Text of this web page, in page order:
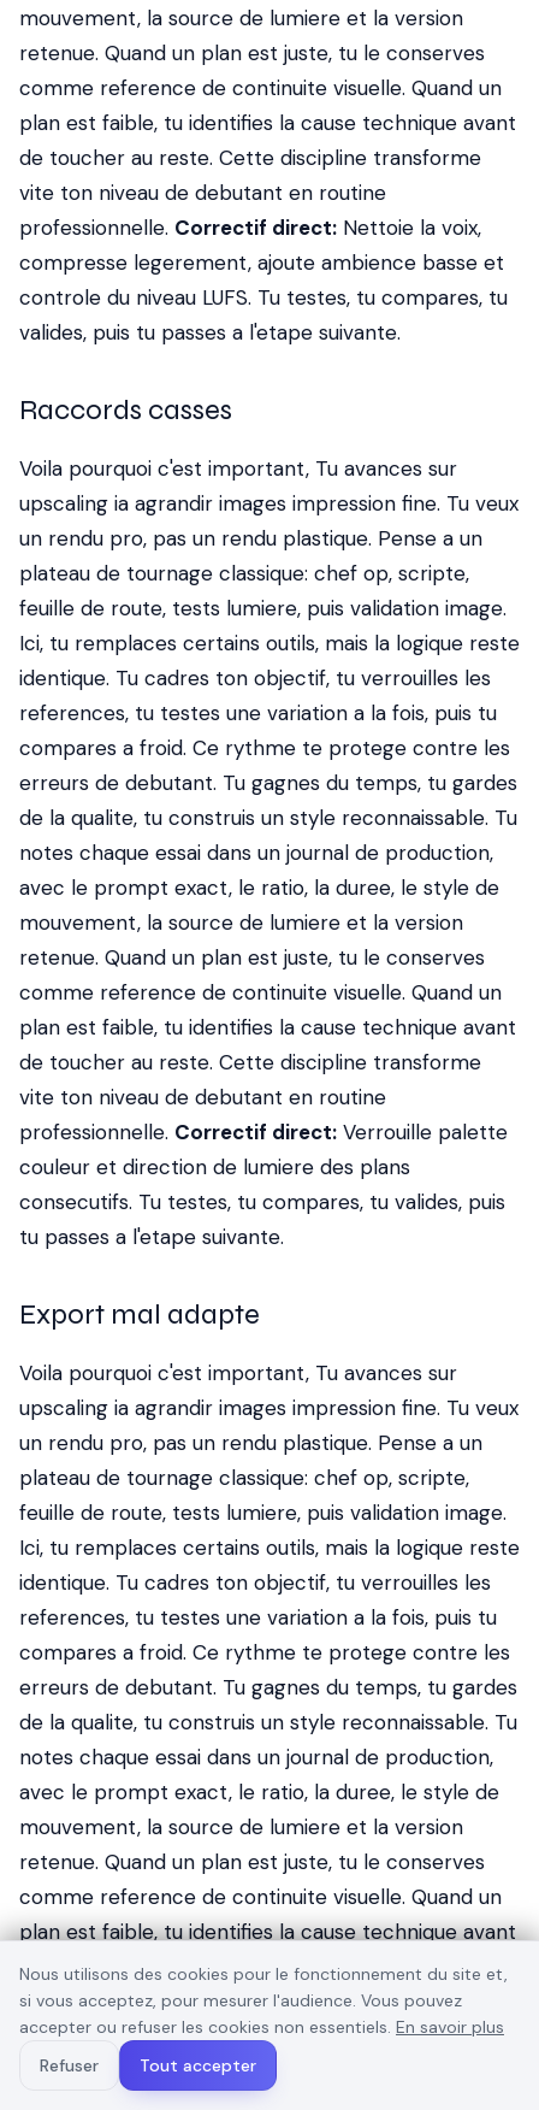
mouvement, la source de lumiere et la version
retenue. Quand un plan est juste, tu le conserves
comme reference de continuite visuelle. Quand un
plan est faible, tu identifies la cause technique avant
de toucher au reste. Cette discipline transforme
vite ton niveau de debutant en routine
professionnelle. Correctif direct: Nettoie la voix,
compresse legerement, ajoute ambience basse et
controle du niveau LUFS. Tu testes, tu compares, tu
valides, puis tu passes a l'etape suivante.
Raccords casses
Voila pourquoi c'est important, Tu avances sur
upscaling ia agrandir images impression fine. Tu veux
un rendu pro, pas un rendu plastique. Pense a un
plateau de tournage classique: chef op, scripte,
feuille de route, tests lumiere, puis validation image.
Ici, tu remplaces certains outils, mais la logique reste
identique. Tu cadres ton objectif, tu verrouilles les
references, tu testes une variation a la fois, puis tu
compares a froid. Ce rythme te protege contre les
erreurs de debutant. Tu gagnes du temps, tu gardes
de la qualite, tu construis un style reconnaissable. Tu
notes chaque essai dans un journal de production,
avec le prompt exact, le ratio, la duree, le style de
mouvement, la source de lumiere et la version
retenue. Quand un plan est juste, tu le conserves
comme reference de continuite visuelle. Quand un
plan est faible, tu identifies la cause technique avant
de toucher au reste. Cette discipline transforme
vite ton niveau de debutant en routine
professionnelle. Correctif direct: Verrouille palette
couleur et direction de lumiere des plans
consecutifs. Tu testes, tu compares, tu valides, puis
tu passes a l'etape suivante.
Export mal adapte
Voila pourquoi c'est important, Tu avances sur
upscaling ia agrandir images impression fine. Tu veux
un rendu pro, pas un rendu plastique. Pense a un
plateau de tournage classique: chef op, scripte,
feuille de route, tests lumiere, puis validation image.
Ici, tu remplaces certains outils, mais la logique reste
identique. Tu cadres ton objectif, tu verrouilles les
references, tu testes une variation a la fois, puis tu
compares a froid. Ce rythme te protege contre les
erreurs de debutant. Tu gagnes du temps, tu gardes
de la qualite, tu construis un style reconnaissable. Tu
notes chaque essai dans un journal de production,
avec le prompt exact, le ratio, la duree, le style de
mouvement, la source de lumiere et la version
retenue. Quand un plan est juste, tu le conserves
comme reference de continuite visuelle. Quand un
plan est faible, tu identifies la cause technique avant
de toucher au reste. Cette discipline transforme
vite ton niveau de debutant en routine
professionnelle.Correctif direct:Prepare un
master propre, puis encode une version adaptee a
Nous utilisons des cookies pour le fonctionnement du site et,
si vous acceptez, pour mesurer l'audience. Vous pouvez
accepter ou refuser les cookies non essentiels. En savoir plus
Refuser
Tout accepter